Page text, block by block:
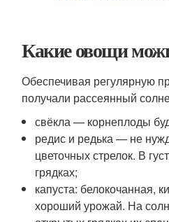
Какие овощи
Обеспечивая регулярную
получали рассеянный
свёкла — корнеплоды
редис и редька — не
цветочных стрелок. В
грядках;
капуста: белокочанная,
хороший урожай. На